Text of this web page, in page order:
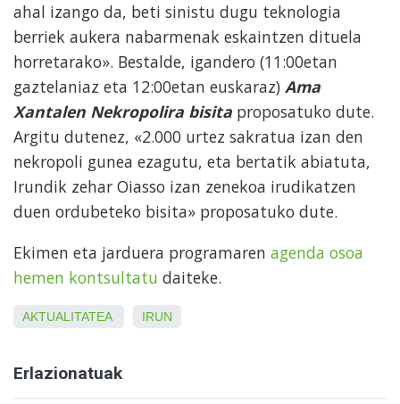
ahal izango da, beti sinistu dugu teknologia
berriek aukera nabarmenak eskaintzen dituela
horretarako». Bestalde, igandero (11:00etan
gaztelaniaz eta 12:00etan euskaraz) Ama
Xantalen Nekropolira bisita proposatuko dute.
Argitu dutenez, «2.000 urtez sakratua izan den
nekropoli gunea ezagutu, eta bertatik abiatuta,
Irundik zehar Oiasso izan zenekoa irudikatzen
duen ordubeteko bisita» proposatuko dute.
Ekimen eta jarduera programaren agenda osoa
hemen kontsultatu daiteke.
AKTUALITATEA IRUN
Erlazionatuak